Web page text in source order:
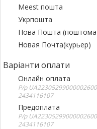
Meest пошта
Укрпошта
Нова Пошта
Новая Почта(курьер)
Варіанти оплати
Онлайн оплата
Р/р
2434116107
Предоплата
Р/р
2434116107